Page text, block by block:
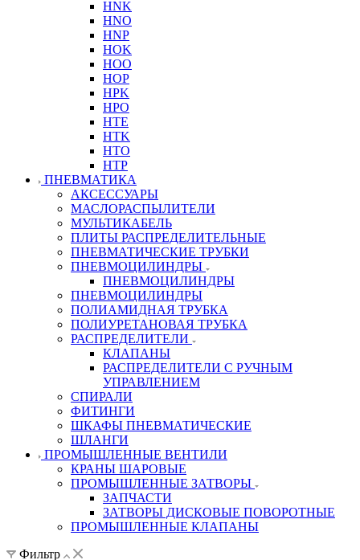
HNK
HNO
HNP
HOK
HOO
HOP
HPK
HPO
HTE
HTK
HTO
HTP
ПНЕВМАТИКА
АКСЕССУАРЫ
МАСЛОРАСПЫЛИТЕЛИ
МУЛЬТИКАБЕЛЬ
ПЛИТЫ РАСПРЕДЕЛИТЕЛЬНЫЕ
ПНЕВМАТИЧЕСКИЕ ТРУБКИ
ПНЕВМОЦИЛИНДРЫ
ПНЕВМОЦИЛИНДРЫ
ПНЕВМОЦИЛИНДРЫ
ПОЛИАМИДНАЯ ТРУБКА
ПОЛИУРЕТАНОВАЯ ТРУБКА
РАСПРЕДЕЛИТЕЛИ
КЛАПАНЫ
РАСПРЕДЕЛИТЕЛИ С РУЧНЫМ
УПРАВЛЕНИЕМ
СПИРАЛИ
ФИТИНГИ
ШКАФЫ ПНЕВМАТИЧЕСКИЕ
ШЛАНГИ
ПРОМЫШЛЕННЫЕ ВЕНТИЛИ
КРАНЫ ШАРОВЫЕ
ПРОМЫШЛЕННЫЕ ЗАТВОРЫ
ЗАПЧАСТИ
ЗАТВОРЫ ДИСКОВЫЕ ПОВОРОТНЫЕ
ПРОМЫШЛЕННЫЕ КЛАПАНЫ
Фильтр